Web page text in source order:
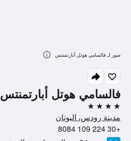
فالسامي هوتل أبارتمنتس
4 نجوم
مدينة رودس، اليونان
+30 224 109 8084
صور لـ فالسامي هوتل أبارتمنتس